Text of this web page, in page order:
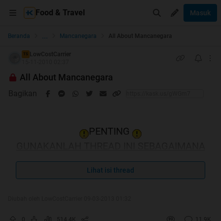
Food & Travel Masuk
Beranda ... Mancanegara All About Mancanegara
TS
LowCostCarrier
All About Mancanegara
Bagikan
PENTING
MESTINYA
1.
Selalu cek harga semua airline sebelum beli tiket
Lihat isi thread